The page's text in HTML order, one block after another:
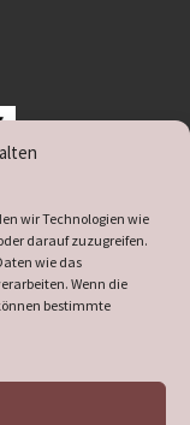
wir Technologien wie
darauf zuzugreifen.
wie das
Wenn die
bestimmte